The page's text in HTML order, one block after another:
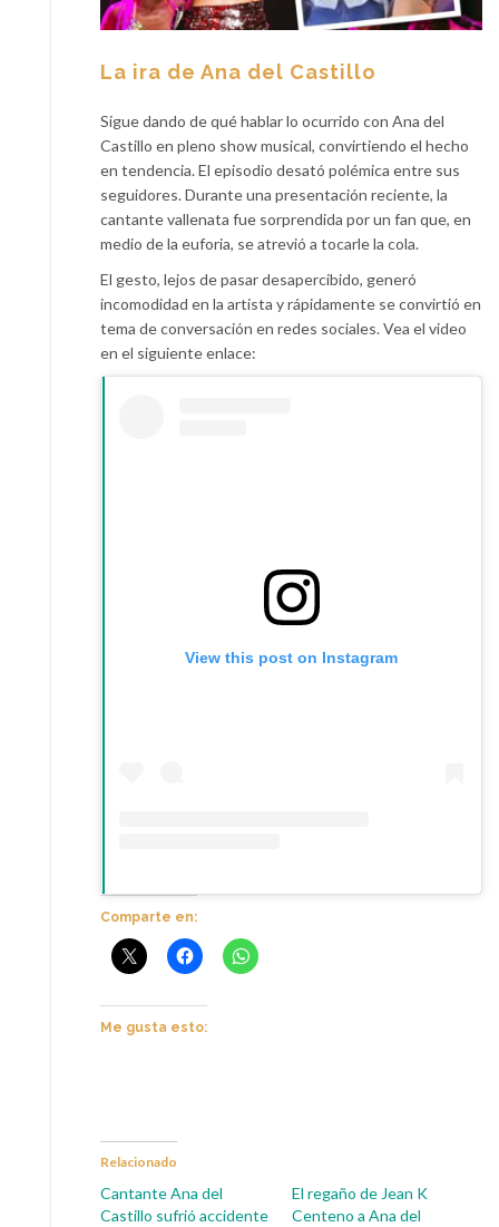
La ira de Ana del Castillo
Sigue dando de qué hablar lo ocurrido con Ana del
Castillo en pleno show musical, convirtiendo el hecho
en tendencia. El episodio desató polémica entre sus
seguidores. Durante una presentación reciente, la
cantante vallenata fue sorprendida por un fan que, en
medio de la euforia, se atrevió a tocarle la cola.
El gesto, lejos de pasar desapercibido, generó
incomodidad en la artista y rápidamente se convirtió en
tema de conversación en redes sociales. Vea el video
en el siguiente enlace:
View this post on Instagram
Comparte en:
Me gusta esto:
Relacionado
Cantante Ana del
Castillo sufrió accidente
El regaño de Jean K
Centeno a Ana del